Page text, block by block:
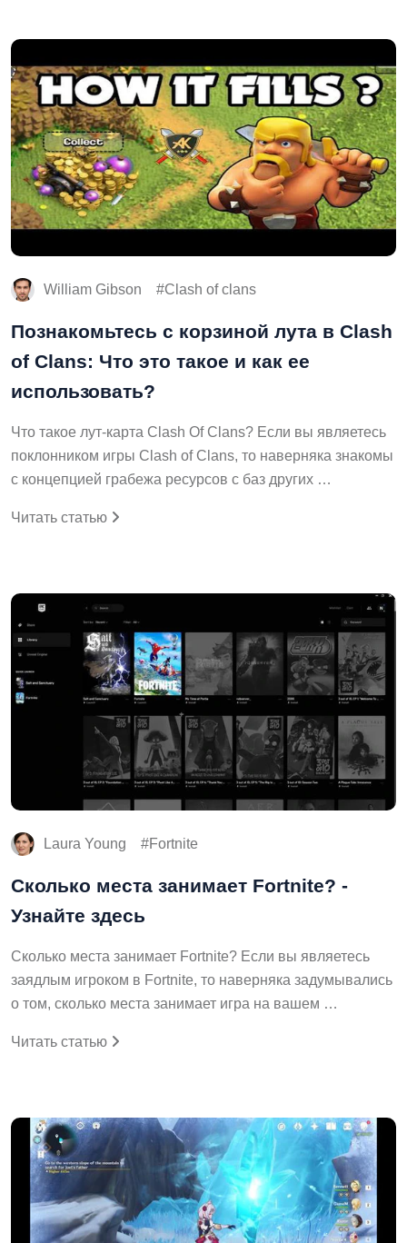
William Gibson Clash of clans
Познакомьтесь с корзиной лута в Clash
of Clans: Что это такое и как ее
использовать?
Что такое лут-карта Clash Of Clans? Если вы являетесь
поклонником игры Clash of Clans, то наверняка знакомы
с концепцией грабежа ресурсов с баз других …
Читать статью
Laura Young Fortnite
Сколько места занимает Fortnite? -
Узнайте здесь
Сколько места занимает Fortnite? Если вы являетесь
заядлым игроком в Fortnite, то наверняка задумывались
о том, сколько места занимает игра на вашем …
Читать статью